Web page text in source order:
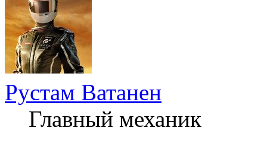
Рустам Ватанен
Главный механик